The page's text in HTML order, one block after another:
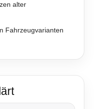
alter
Fahrzeugvarianten